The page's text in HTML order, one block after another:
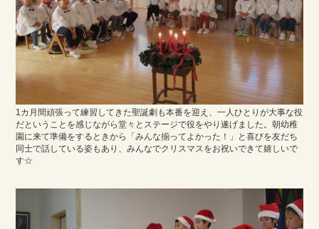
1カ月間頑張って練習してきた聖誕劇も本番を迎え、一人ひとりが大事な役
だということを感じながら堂々とステージで役をやり遂げました。朝幼稚
園に来て準備をするときから「みんな揃ってよかった！」と喜びを友だち
同士で話している姿もあり、みんなでクリスマスをお祝いできて嬉しいで
す☆